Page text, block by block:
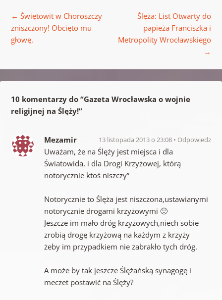
← Świętowit w Choroszczy
zniszczony! Obcięto mu
głowę.
Ślęża: List Otwarty do
papieża Franciszka i
Metropolity Wrocławskiego
→
10 komentarzy do “Gazeta Wrocławska o wojnie
religijnej na Ślęży!”
Mezamir 13 listopada 2013 o 23:08 Odpowiedz
Uważam, że na Ślęży jest miejsca i dla
Światowida, i dla Drogi Krzyżowej, którą
notorycznie ktoś niszczy”
Notorycznie to Ślęża jest niszczona,ustawianymi
notorycznie drogami krzyżowymi 🙂
Jeszcze im mało dróg krzyżowych,niech sobie
zrobią drogę krzyżową na każdym z krzyży
żeby im przypadkiem nie zabrakło tych dróg.
A może by tak jeszcze Ślężańską synagogę i
meczet postawić na Ślęży?